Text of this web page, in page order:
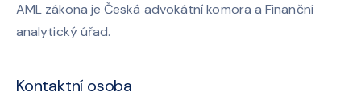
AML zákona je Česká advokátní komora a Finanční
analytický úřad.
Kontaktní osoba